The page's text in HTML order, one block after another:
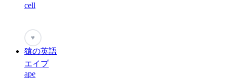
cell
♥
猿の英語
エイプ
ape